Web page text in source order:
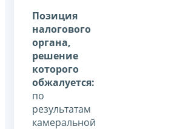
Позиция
налогового
органа,
решение
которого
обжалуется:
по
результатам
камеральной